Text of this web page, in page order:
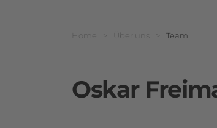
Sie befinden sich hier:
Home Über uns Team
Oskar